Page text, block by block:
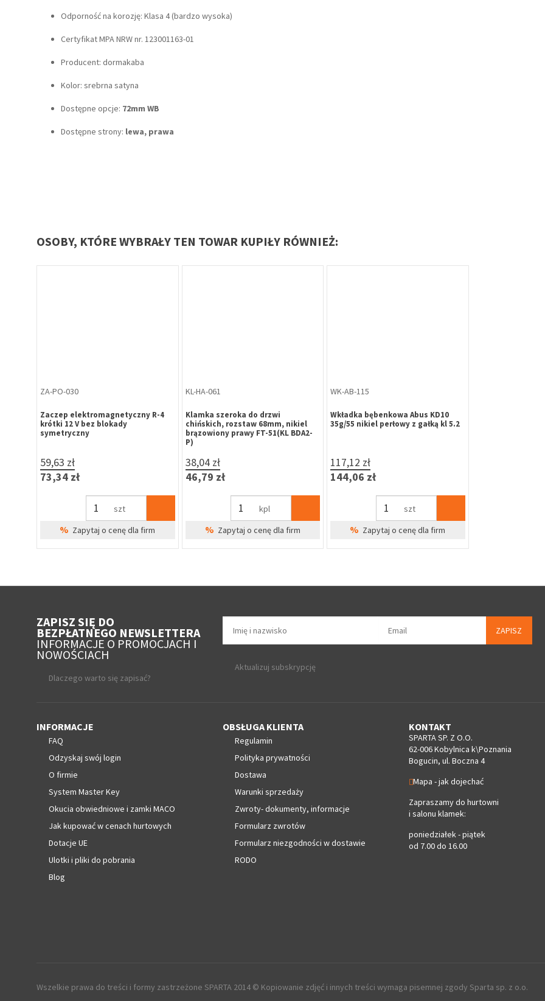
Odporność na korozję: Klasa 4 (bardzo wysoka)
Certyfikat MPA NRW nr. 123001163-01
Producent: dormakaba
Kolor: srebrna satyna
Dostępne opcje: 72mm WB
Dostępne strony: lewa, prawa
OSOBY, KTÓRE WYBRAŁY TEN TOWAR KUPIŁY RÓWNIEŻ:
ZA-PO-030
Zaczep elektromagnetyczny R-4
krótki 12 V bez blokady
symetryczny
59,63 zł
73,34 zł
szt
% Zapytaj o cenę dla firm
KL-HA-061
Klamka szeroka do drzwi
chińskich, rozstaw 68mm, nikiel
brązowiony prawy FT-51(KL BDA2-
P)
38,04 zł
46,79 zł
kpl
% Zapytaj o cenę dla firm
WK-AB-115
Wkładka bębenkowa Abus KD10
35g/55 nikiel perłowy z gałką kl 5.2
117,12 zł
144,06 zł
szt
% Zapytaj o cenę dla firm
ZAPISZ SIĘ DO
BEZPŁATNEGO NEWSLETTERA
INFORMACJE O PROMOCJACH I
NOWOŚCIACH
Dlaczego warto się zapisać?
ZAPISZ
Aktualizuj subskrypcję
INFORMACJE
FAQ
Odzyskaj swój login
O firmie
System Master Key
Okucia obwiedniowe i zamki MACO
Jak kupować w cenach hurtowych
Dotacje UE
Ulotki i pliki do pobrania
Blog
OBSŁUGA KLIENTA
Regulamin
Polityka prywatności
Dostawa
Warunki sprzedaży
Zwroty- dokumenty, informacje
Formularz zwrotów
Formularz niezgodności w dostawie
RODO
KONTAKT
SPARTA SP. Z O.O.
62-006 Kobylnica k\Poznania
Bogucin, ul. Boczna 4
Mapa - jak dojechać
Zapraszamy do hurtowni
i salonu klamek:
poniedziałek - piątek
od 7.00 do 16.00
Wszelkie prawa do treści i formy zastrzeżone SPARTA 2014 © Kopiowanie zdjęć i innych treści wymaga pisemnej zgody Sparta sp. z o.o.